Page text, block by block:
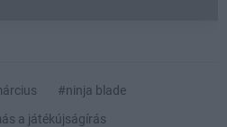
#ninja blade
a játékújságírás